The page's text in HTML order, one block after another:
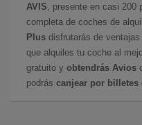
AVIS , presente en casi
completa de coches de
Plus disfrutarás de
que alquiles tu coche al
gratuito y obtendrás Avios
podrás canjear por billetes